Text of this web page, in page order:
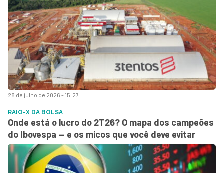
28 de julho de 2026 - 15:27
RAIO-X DA BOLSA
Onde está o lucro do 2T26? O mapa dos campeões
do Ibovespa — e os micos que você deve evitar